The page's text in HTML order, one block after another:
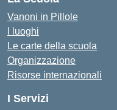
Vanoni in Pillole
I luoghi
Le carte della scuola
Organizzazione
Risorse internazionali
I Servizi